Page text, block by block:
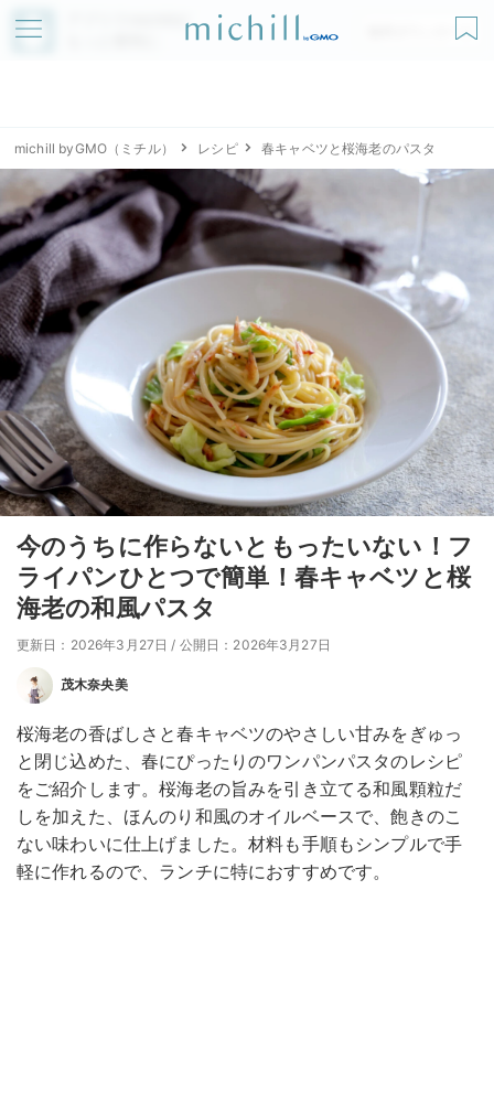
アプリでmichillが
無料ダウンロード
michill byGMO（ミチル） レシピ 春キャベツと桜海老のパスタ
今のうちに作らないともったいない！フ
ライパンひとつで簡単！春キャベツと桜
海老の和風パスタ
更新日：2026年3月27日 / 公開日：2026年3月27日
茂木奈央美
桜海老の香ばしさと春キャベツのやさしい甘みをぎゅっ
と閉じ込めた、春にぴったりのワンパンパスタのレシピ
をご紹介します。桜海老の旨みを引き立てる和風顆粒だ
しを加えた、ほんのり和風のオイルベースで、飽きのこ
ない味わいに仕上げました。材料も手順もシンプルで手
軽に作れるので、ランチに特におすすめです。